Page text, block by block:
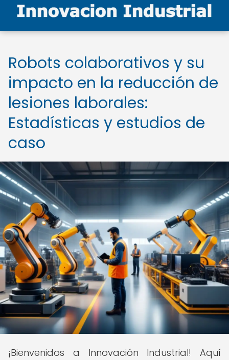
Robots colaborativos y su
impacto en la reducción de
lesiones laborales:
Estadísticas y estudios de
caso
¡Bienvenidos a Innovación Industrial! Aquí